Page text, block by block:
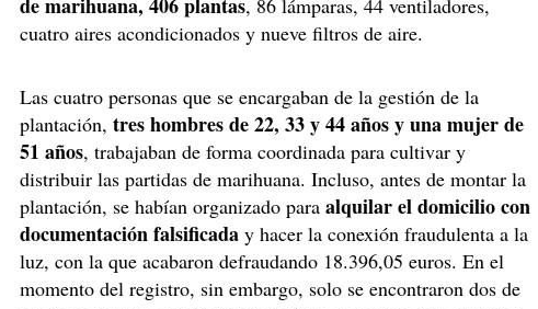
, 86 lámparas, 44 ventiladores,
cuatro aires acondicionados y nueve filtros de aire.
Las cuatro personas que se encargaban de la gestión de la
plantación,tres hombres de 22, 33 y 44 años y una mujer de
51 años, trabajaban de forma coordinada para cultivar y
distribuir las partidas de marihuana. Incluso, antes de montar la
plantación, se habían organizado paraalquilar el domicilio con
documentación falsificada y hacer la conexión fraudulenta a la
luz, con la que acabaron defraudando 18.396,05 euros. En el
momento del registro, sin embargo, solo se encontraron dos de